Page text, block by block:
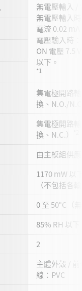
無電壓輸入 /
無電壓輸入
電流 0.02
電壓輸入時
ON 電壓 7.5
以下。
*1
集電極開路
換、N.O./
集電極開路
換、N.C.）
由主模組供
1170 mW 以
（不包括各
0 至 50°C（
85% RH 以
2
主體外殼 /
線：PVC